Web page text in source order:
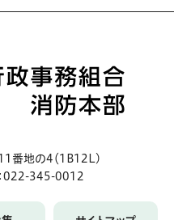
番地の4（1B12L)
022-345-0012